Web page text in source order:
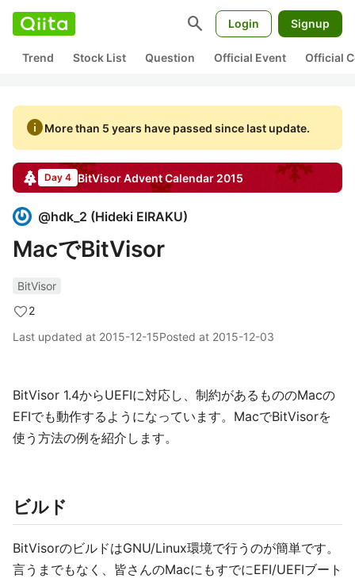
search Login Signup
Trend Stock List Question Official Event Official
infoMore than 5 years have passed since last update.
Day 4 BitVisorAdvent Calendar 2015
@hdk_2 (Hideki EIRAKU)
MacでBitVisor
BitVisor
2
Last updated at 2015-12-15Posted at 2015-12-03
BitVisor 1.4からUEFIに対応し、制約があるもののMacの
EFIでも動作するようになっています。MacでBitVisorを
使う方法の例を紹介します。
ビルド
BitVisorのビルドはGNU/Linux環境で行うのが簡単です。
言うまでもなく、皆さんのMacにもすでにEFI/UEFIブート